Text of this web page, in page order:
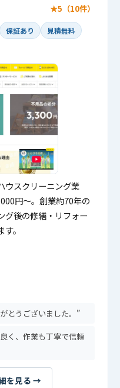
★5（10件）
保証あり
見積無料
ウスクリーニング業
円〜。創業約70年の
グ後の修繕・リフォー
。
とうございました。
く、作業も丁寧で信頼
を見る →